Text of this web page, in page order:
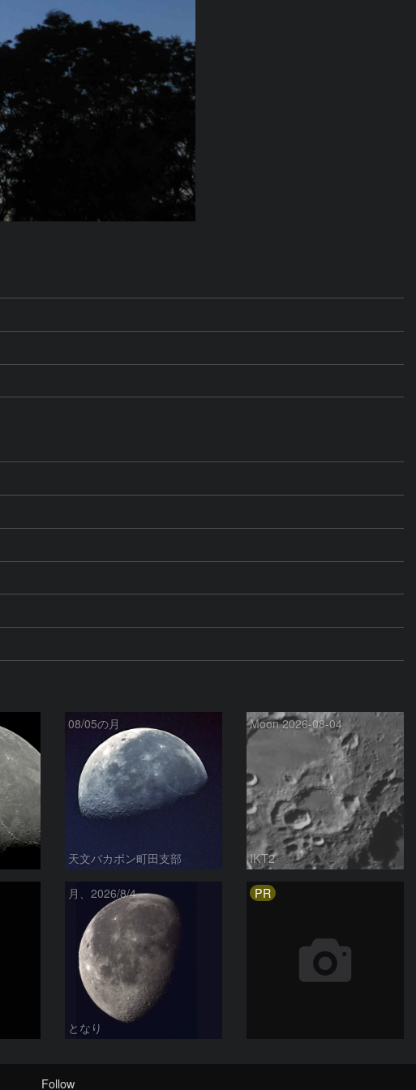
08/05の月
天文バカボン町田支部
Moon 2026-08-04
IKT2
月、2026/8/4
となり
PR
Follow